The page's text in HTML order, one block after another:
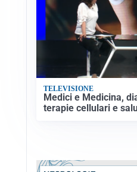
TELEVISIONE
Medici e Medicina,
terapie cellulari e